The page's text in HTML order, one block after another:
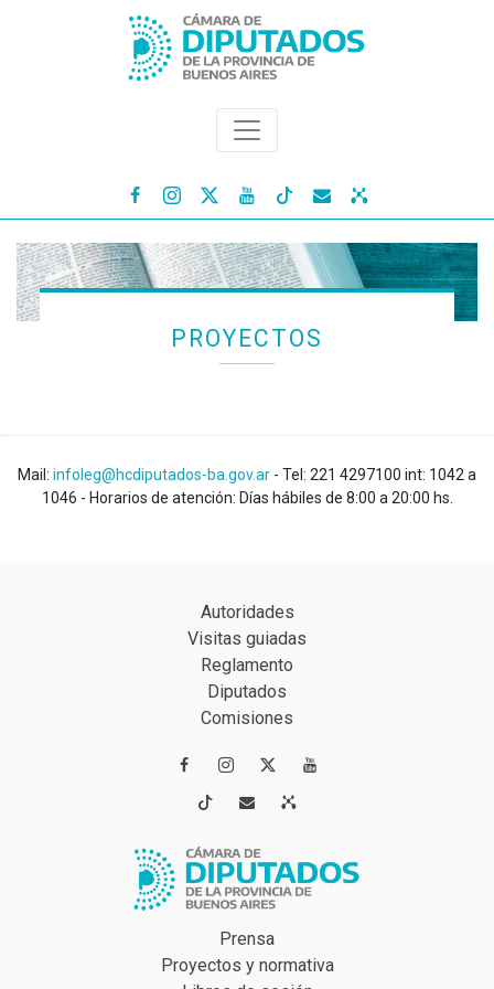
   
PROYECTOS
Mail: infoleg@hcdiputados-ba.gov.ar - Tel: 221 4297100 int: 1042 a
1046 - Horarios de atención: Días hábiles de 8:00 a 20:00 hs.
Autoridades
Visitas guiadas
Reglamento
Diputados
Comisiones
 
 
Prensa
Proyectos y normativa